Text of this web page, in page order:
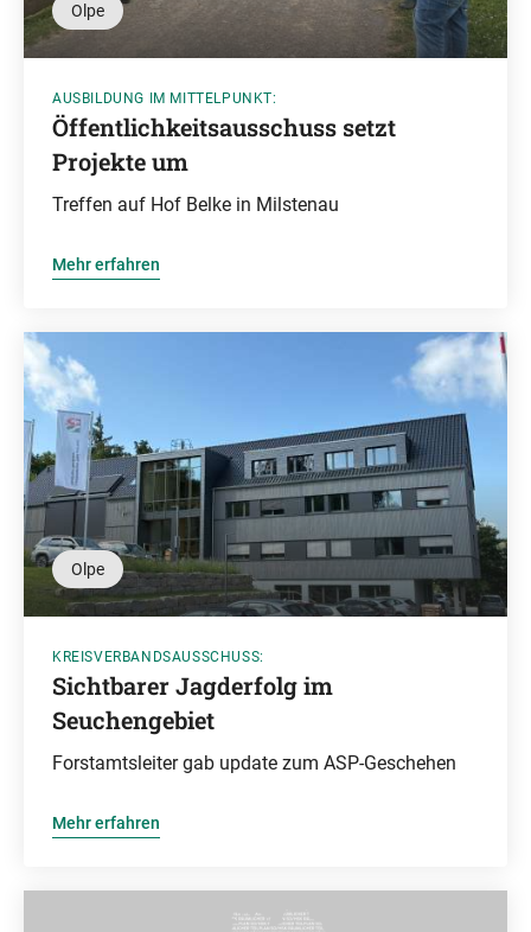
Olpe
AUSBILDUNG IM MITTELPUNKT:
Öffentlichkeitsausschuss setzt
Projekte um
Treffen auf Hof Belke in Milstenau
Mehr erfahren
Olpe
KREISVERBANDSAUSSCHUSS:
Sichtbarer Jagderfolg im
Seuchengebiet
Forstamtsleiter gab update zum ASP-Geschehen
Mehr erfahren